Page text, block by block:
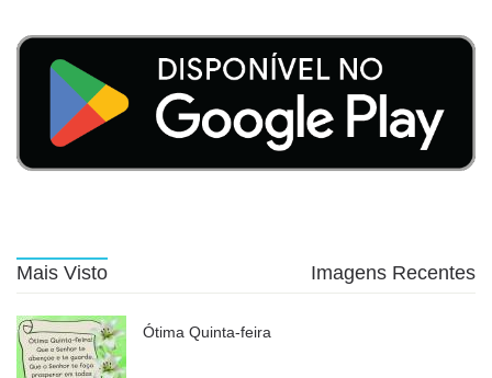
Mais Visto Imagens Recentes
Ótima Quinta-feira